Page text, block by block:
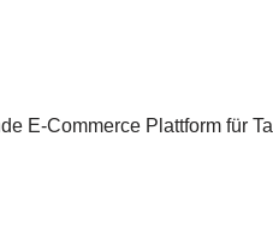
E-Commerce Plattform für